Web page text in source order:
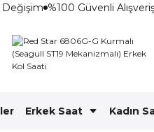
%100 Güvenli Alışveriş
Erkek Saat Kadın